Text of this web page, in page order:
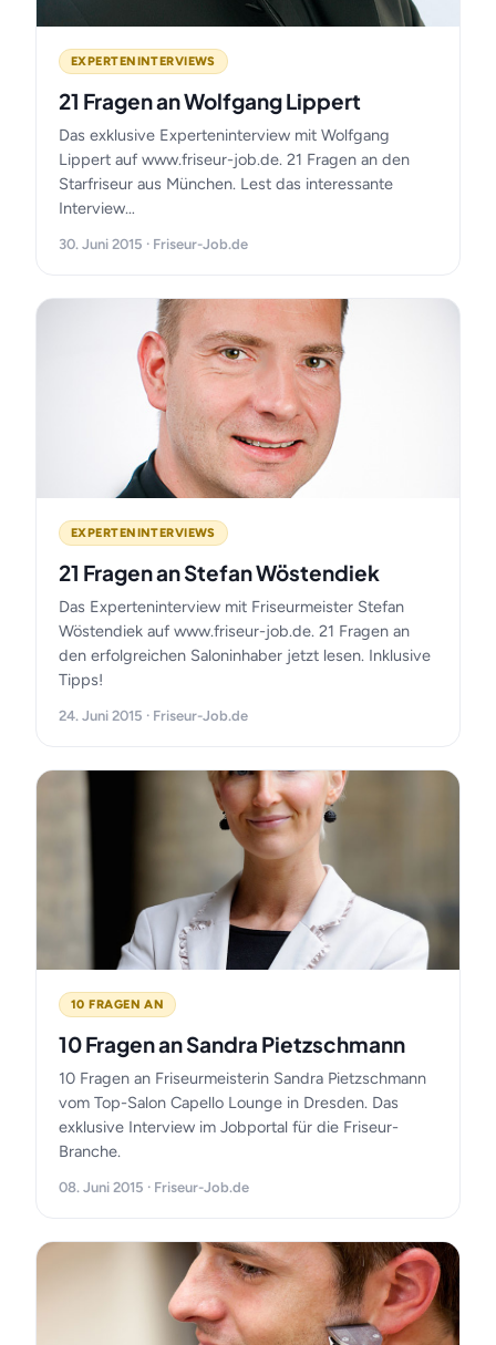
EXPERTENINTERVIEWS
21 Fragen an Wolfgang Lippert
Das exklusive Experteninterview mit Wolfgang
Lippert auf www.friseur-job.de. 21 Fragen an den
Starfriseur aus München. Lest das interessante
Interview…
30. Juni 2015 · Friseur-Job.de
EXPERTENINTERVIEWS
21 Fragen an Stefan Wöstendiek
Das Experteninterview mit Friseurmeister Stefan
Wöstendiek auf www.friseur-job.de. 21 Fragen an
den erfolgreichen Saloninhaber jetzt lesen. Inklusive
Tipps!
24. Juni 2015 · Friseur-Job.de
10 FRAGEN AN
10 Fragen an Sandra Pietzschmann
10 Fragen an Friseurmeisterin Sandra Pietzschmann
vom Top-Salon Capello Lounge in Dresden. Das
exklusive Interview im Jobportal für die Friseur-
Branche.
08. Juni 2015 · Friseur-Job.de